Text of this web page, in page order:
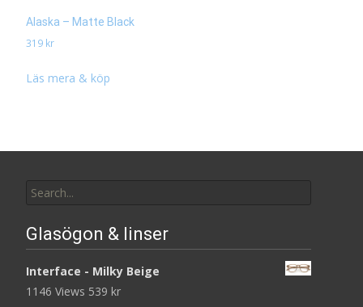
Alaska – Matte Black
319 kr
Läs mera & köp
for:
Glasögon & linser
Interface - Milky Beige
1146 Views 539 kr